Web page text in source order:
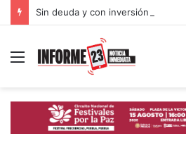
Menú